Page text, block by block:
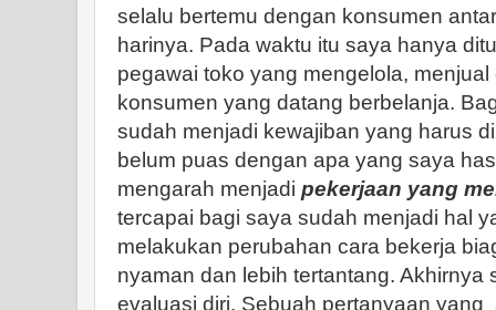
selalu bertemu dengan konsumen
harinya. Pada waktu itu saya hanya
pegawai toko yang mengelola,
konsumen yang datang berbelanja.
sudah menjadi kewajiban yang harus
belum puas dengan apa yang saya
mengarah menjadi pekerjaan yang
tercapai bagi saya sudah menjadi hal
melakukan perubahan cara bekerja
nyaman dan lebih tertantang. Akhirnya
evaluasi diri. Sebuah pertanyaan yang